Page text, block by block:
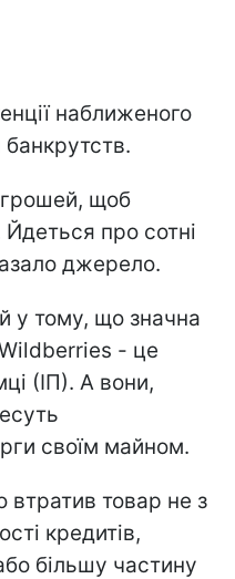
наближеного
грошей, щоб
про сотні
джерело.
у тому, що значна
- це
(ІП). А вони,
своїм майном.
втратив товар не з
кредитів,
більшу частину